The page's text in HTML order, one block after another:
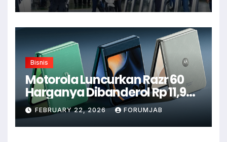
Bisnis
Motorola Luncurkan Razr 60
Harganya Dibanderol Rp 11,9
Juta
FEBRUARY 22, 2026 FORUMJAB